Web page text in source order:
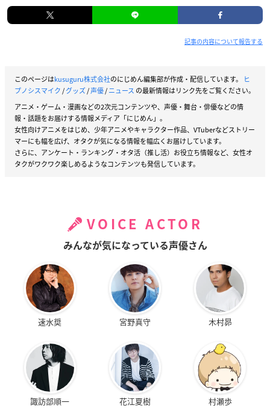
記事の内容について報告する
このページはkusuguru株式会社のにじめん編集部が作成・配信しています。
ヒ
プノシスマイク/グッズ/声優/ニュース の最新情報はリンク先をご覧ください。
アニメ・ゲーム・漫画などの2次元コンテンツや、声優・舞台・俳優などの情
報・話題をお届けする情報メディア「にじめん」。
女性向けアニメをはじめ、少年アニメやキャラクター作品、VTuberなどストリー
マーにも幅を広げ、オタクが気になる情報を幅広くお届けしています。
さらに、アンケート・ランキング・オタ活（推し活）お役立ち情報など、女性オ
タクがワクワク楽しめるようなコンテンツも発信しています。
VOICE ACTOR
みんなが気になっている声優さん
速水奨 宮野真守 木村昴
諏訪部順一 花江夏樹 村瀬歩